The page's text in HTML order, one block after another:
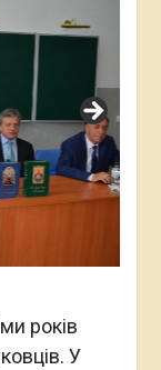
років
У